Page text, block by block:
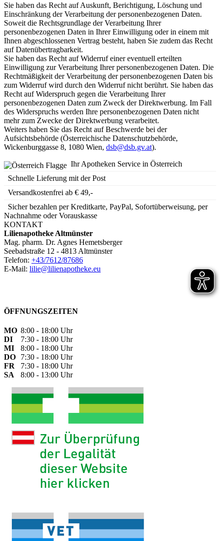
Sie haben das Recht auf Auskunft, Berichtigung, Löschung und
Einschränkung der Verarbeitung der personenbezogenen Daten.
Soweit die Rechtsgrundlage der Verarbeitung Ihrer
personenbezogenen Daten in Ihrer Einwilligung oder in einem mit
Ihnen abgeschlossenen Vertrag besteht, haben Sie zudem das Recht
auf Datenübertragbarkeit.
Sie haben das Recht auf Widerruf einer eventuell erteilten
Einwilligung zur Verarbeitung Ihrer personenbezogenen Daten. Die
Rechtmäßigkeit der Verarbeitung der personenbezogenen Daten bis
zum Widerruf wird durch den Widerruf nicht berührt. Sie haben das
Recht auf Widerspruch gegen die Verarbeitung Ihrer
personenbezogenen Daten zum Zweck der Direktwerbung. Im Fall
des Widerspruchs werden Ihre personenbezogenen Daten nicht
mehr zum Zwecke der Direktwerbung verarbeitet.
Weiters haben Sie das Recht auf Beschwerde bei der
Aufsichtsbehörde (Österreichische Datenschutzbehörde,
Wickenburggasse 8, 1080 Wien, dsb@dsb.gv.at).
Ihr Apotheken Service in Österreich
Schnelle Lieferung mit der Post
Versandkostenfrei ab € 49,-
Sicher bezahlen per Kreditkarte, PayPal, Sofortüberweisung, per
Nachnahme oder Vorauskasse
KONTAKT
Lilienapotheke Altmünster
Mag. pharm. Dr. Agnes Hemetsberger
Seebadstraße 12 - 4813 Altmünster
Telefon: +43/7612/87686
E-Mail: lilie@lilienapotheke.eu
ÖFFNUNGSZEITEN
MO 8:00 - 18:00 Uhr
DI
7:30 - 18:00 Uhr
MI
8:00 - 18:00 Uhr
DO
7:30 - 18:00 Uhr
FR
7:30 - 18:00 Uhr
SA
8:00 - 13:00 Uhr